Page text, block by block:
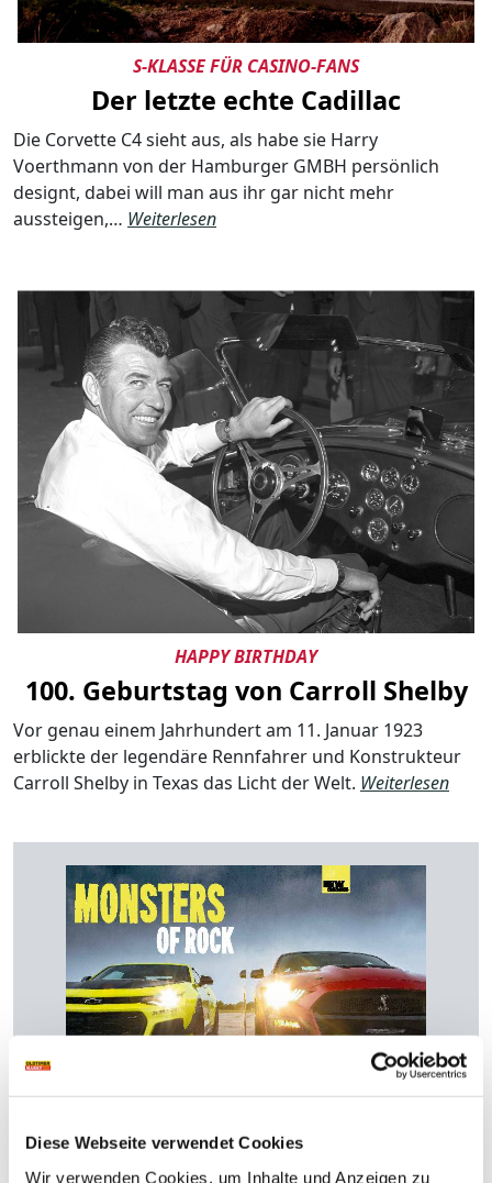
Diese Webseite verwendet Cookies
Wir verwenden Cookies, um Inhalte und Anzeigen zu
S-KLASSE FÜR CASINO-FANS
Der letzte echte Cadillac
Die Corvette C4 sieht aus, als habe sie Harry
Voerthmann von der Hamburger GMBH persönlich
designt, dabei will man aus ihr gar nicht mehr
aussteigen,… Weiterlesen
HAPPY BIRTHDAY
100. Geburtstag von Carroll Shelby
Vor genau einem Jahrhundert am 11. Januar 1923
erblickte der legendäre Rennfahrer und Konstrukteur
Carroll Shelby in Texas das Licht der Welt. Weiterlesen
EMPFEHLUNG AUS UNSEREM ARCHIV
Chevrolet Camaro ZL1 1LE